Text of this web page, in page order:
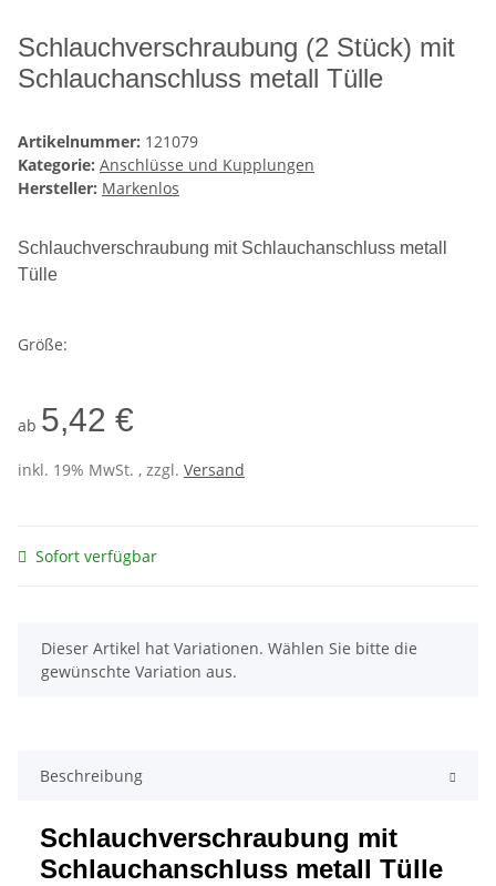
Schlauchverschraubung (2 Stück) mit
Schlauchanschluss metall Tülle
Artikelnummer: 121079
Kategorie: Anschlüsse und Kupplungen
Hersteller: Markenlos
Schlauchverschraubung mit Schlauchanschluss metall
Tülle
Größe:
ab 5,42 €
inkl. 19% MwSt. , zzgl. Versand
Sofort verfügbar
x
Dieser Artikel hat Variationen. Wählen Sie bitte die
gewünschte Variation aus.
Beschreibung
Schlauchverschraubung mit
Schlauchanschluss metall Tülle